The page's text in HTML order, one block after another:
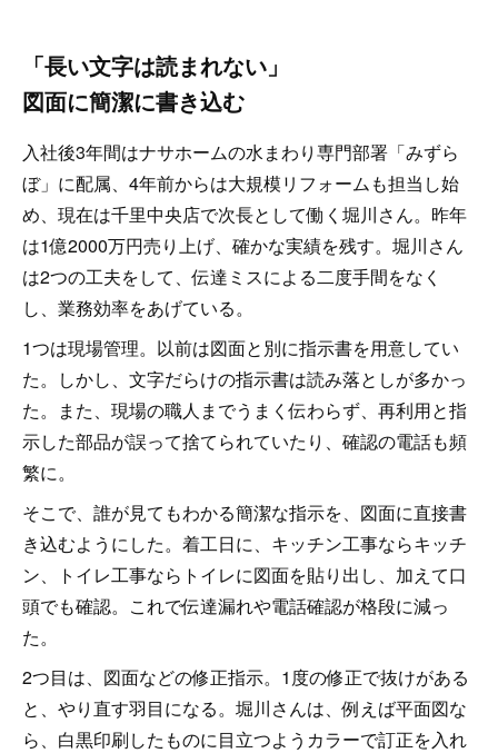
「長い文字は読まれない」
図面に簡潔に書き込む
入社後3年間はナサホームの水まわり専門部署「みずら
ぼ」に配属、4年前からは大規模リフォームも担当し始
め、現在は千里中央店で次長として働く堀川さん。昨年
は1億2000万円売り上げ、確かな実績を残す。堀川さん
は2つの工夫をして、伝達ミスによる二度手間をなく
し、業務効率をあげている。
1つは現場管理。以前は図面と別に指示書を用意してい
た。しかし、文字だらけの指示書は読み落としが多かっ
た。また、現場の職人までうまく伝わらず、再利用と指
示した部品が誤って捨てられていたり、確認の電話も頻
繁に。
そこで、誰が見てもわかる簡潔な指示を、図面に直接書
き込むようにした。着工日に、キッチン工事ならキッチ
ン、トイレ工事ならトイレに図面を貼り出し、加えて口
頭でも確認。これで伝達漏れや電話確認が格段に減っ
た。
2つ目は、図面などの修正指示。1度の修正で抜けがある
と、やり直す羽目になる。堀川さんは、例えば平面図な
ら、白黒印刷したものに目立つようカラーで訂正を入れ